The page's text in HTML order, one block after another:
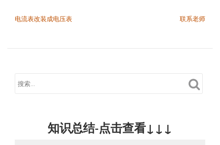
电流表改装成电压表 联系老师
知识总结-点击查看↓↓↓